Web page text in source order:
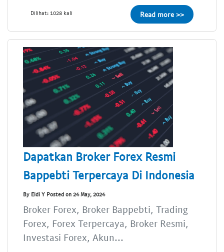
Dilihat: 1028 kali Read more >>
Dapatkan Broker Forex Resmi
Bappebti Terpercaya Di Indonesia
By Eldi Y Posted on 24 May, 2024
Broker Forex, Broker Bappebti, Trading
Forex, Forex Terpercaya, Broker Resmi,
Investasi Forex, Akun...